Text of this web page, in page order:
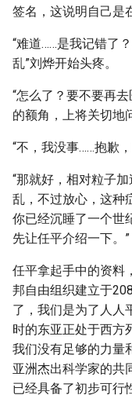
签名，这说明自己是
“难道……是我记错了
乱”刘烨开始头疼。
“怎么了？要不要再
的额角，上将关切地
“不，我没事……抱歉
“那就好，相对粒子
乱，不过放心，这种
你已经沉睡了一个世
先让任平介绍一下。”
任平拿起手中的资料
邦自由组织建立于
了，我们是为了人人
时的东亚正处于西方
我们没有足够的力量
亚洲杰出科学家的共
已经具备了初步可行